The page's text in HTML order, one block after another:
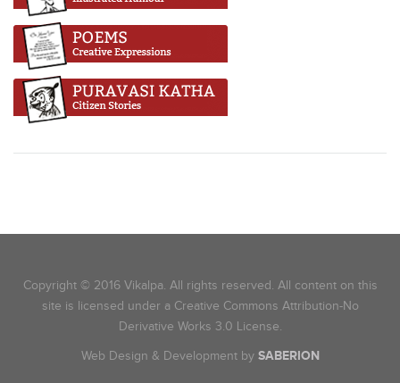
Copyright © 2016 Vikalpa. All rights reserved. All content on this
site is licensed under a Creative Commons Attribution-No
Derivative Works 3.0 License.
Web Design & Development by SABERION